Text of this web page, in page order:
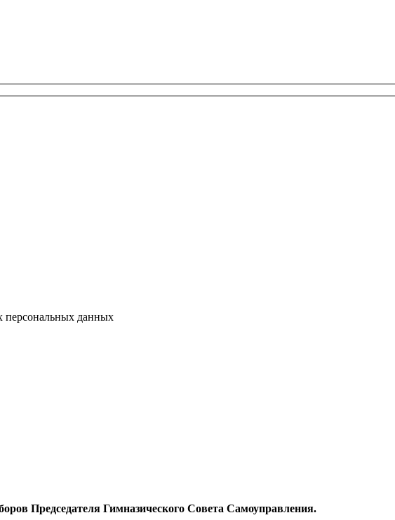
персональных данных
Председателя Гимназического Совета Самоуправления.